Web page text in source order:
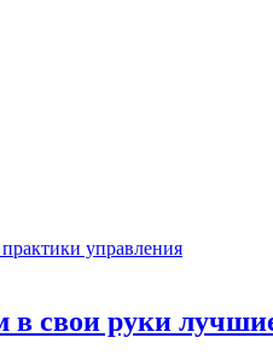
свои руки